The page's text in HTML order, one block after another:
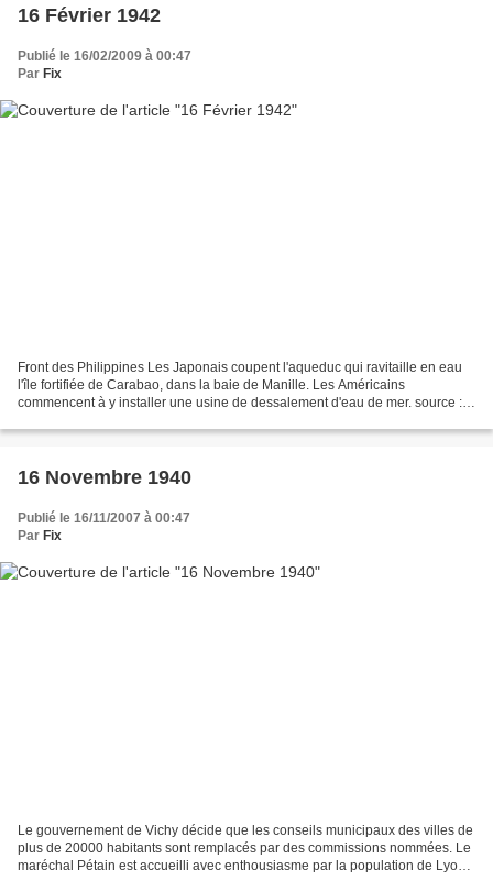
16 Février 1942
Publié le 16/02/2009 à 00:47
Par Fix
Front des Philippines Les Japonais coupent l'aqueduc qui ravitaille en eau
l'île fortifiée de Carabao, dans la baie de Manille. Les Américains
commencent à y installer une usine de dessalement d'eau de mer. source :
16 Novembre 1940
Publié le 16/11/2007 à 00:47
Par Fix
Le gouvernement de Vichy décide que les conseils municipaux des villes de
plus de 20000 habitants sont remplacés par des commissions nommées. Le
maréchal Pétain est accueilli avec enthousiasme par la population de Lyon.